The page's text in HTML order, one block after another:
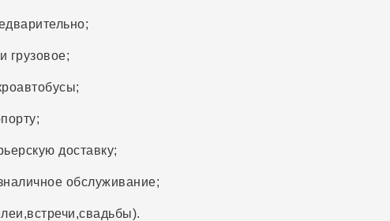
грузовое;
доставку;
обслуживание;